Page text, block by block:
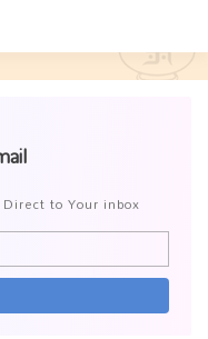
to Your inbox